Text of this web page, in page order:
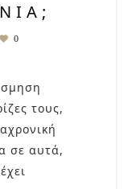
0
τους,
σε αυτά,